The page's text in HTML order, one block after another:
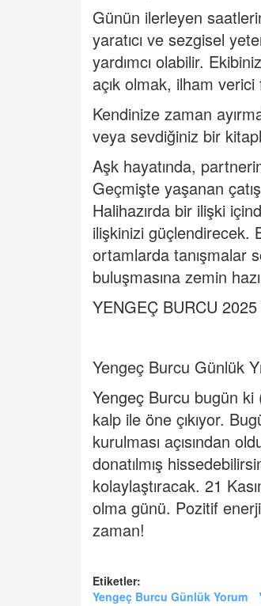
Günün ilerleyen
yaratıcı ve sezgisel
yardımcı olabilir.
açık olmak, ilham
Kendinize zaman
veya sevdiğiniz bir
Aşk hayatında,
Geçmişte yaşanan
Halihazırda bir ilişki
ilişkinizi güçlendirecek.
ortamlarda tanışmalar
buluşmasına zemin
YENGEÇ BURCU
Yengeç Burcu Günlük
Yengeç Burcu bugün ki
kalp ile öne çıkıyor.
kurulması açısından
donatılmış
kolaylaştıracak. 21
olma günü. Pozitif
zaman!
Etiketler:
Yengeç Burcu Günlük Yorum